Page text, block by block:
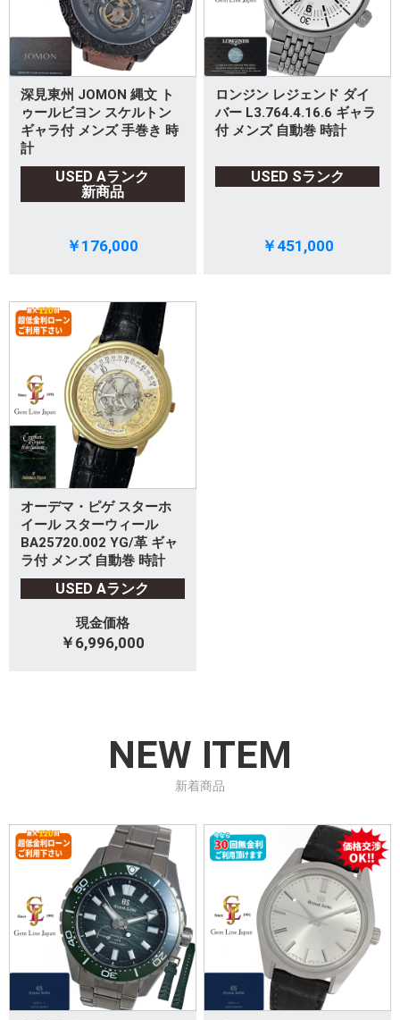
深見東州 JOMON 縄文 ト
ゥールビヨン スケルトン
ギャラ付 メンズ 手巻き 時
計
USED Aランク
新商品
￥176,000
ロンジン レジェンド ダイ
バー L3.764.4.16.6 ギャラ
付 メンズ 自動巻 時計
USED Sランク
￥451,000
オーデマ・ピゲ スターホ
イール スターウィール
BA25720.002 YG/革 ギャ
ラ付 メンズ 自動巻 時計
USED Aランク
現金価格
￥6,996,000
NEW ITEM
新着商品